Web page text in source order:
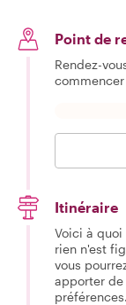
Point de
Rendez-
Itinéraire
Voici à
rien n'est
vous
apporter
préférences.